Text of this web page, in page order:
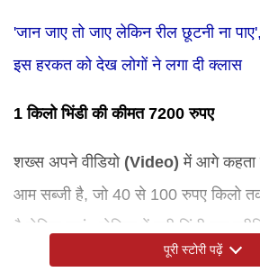
'जान जाए तो जाए लेकिन रील छूटनी ना
इस हरकत को देख लोगों ने लगा दी क्लास
1 किलो भिंडी की कीमत 7200 रुपए
शख्स अपने वीडियो (Video) में आगे कहता
आम सब्जी है, जो 40 से 100 रुपए किलो
है लेकिन यहां अमेरिका में यही भिंडी एक
जिसमें थोड़ी बहुत मसाले डालकर उसे
पूरी स्टोरी पढ़ें